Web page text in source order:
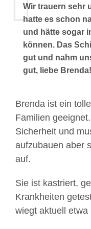
Wir trauern sehr
hatte es schon
und hätte sogar
können. Das
gut und nahm
gut, liebe Brenda!
Brenda ist ein
Familien
Sicherheit und
aufzubauen aber
auf.
Sie ist kastriert,
Krankheiten
wiegt aktuell etwa